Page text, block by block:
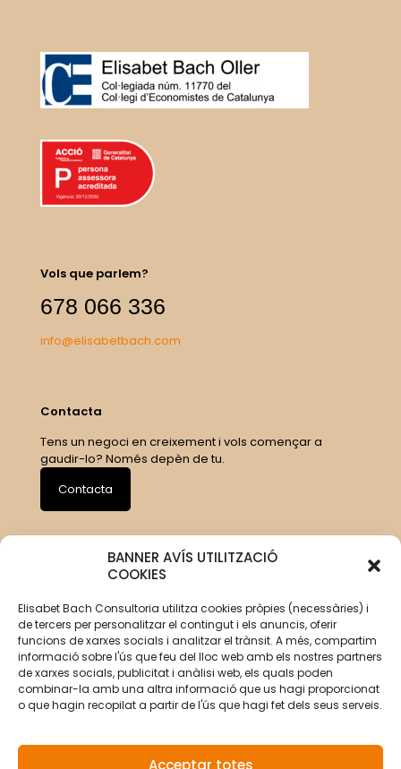
BANNER AVÍS UTILITZACIÓ
COOKIES
Elisabet Bach Consultoria utilitza cookies pròpies (necessàries) i
de tercers per personalitzar el contingut i els anuncis, oferir
funcions de xarxes socials i analitzar el trànsit. A més, compartim
informació sobre l'ús que feu del lloc web amb els nostres partners
de xarxes socials, publicitat i anàlisi web, els quals poden
combinar-la amb una altra informació que us hagi proporcionat
o que hagin recopilat a partir de l'ús que hagi fet dels seus serveis.
Acceptar totes
Vols que parlem?
678 066 336
info@elisabetbach.com
Contacta
Tens un negoci en creixement i vols començar a
gaudir-lo? Només depèn de tu.
Contacta